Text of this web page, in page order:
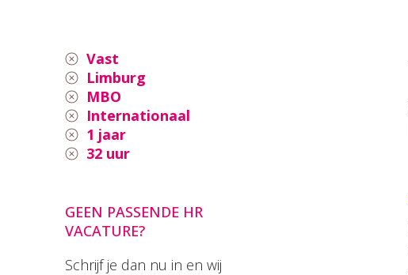
Vast
Limburg
MBO
Internationaal
1 jaar
32 uur
GEEN PASSENDE HR
VACATURE?
Schrijf je dan nu in en wij